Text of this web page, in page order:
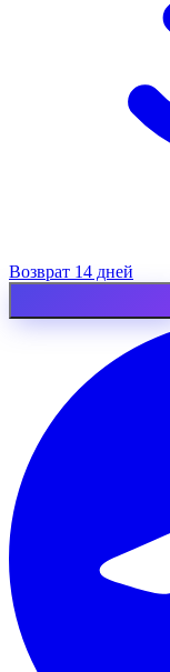
Возврат 14 дней